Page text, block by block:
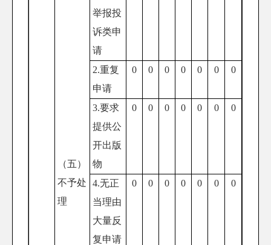
（五）
不予处
理
举报投
诉类申
请
2.重复
申请
0 0 0 0 0 0 0
3.要求
提供公
开出版
物
0 0 0 0 0 0 0
4.无正
当理由
大量反
复申请
0 0 0 0 0 0 0